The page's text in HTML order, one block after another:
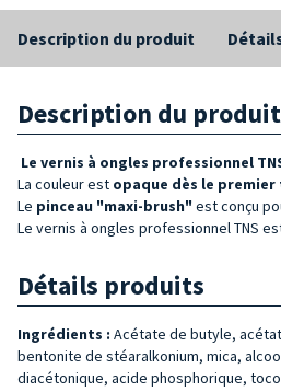
Description du produit
Description du produit
Le vernis à ongles professionnel
La couleur est opaque dès le
Le pinceau "maxi-brush" est conçu
Le vernis à ongles professionnel TNS
Détails produits
Ingrédients : Acétate de butyle,
bentonite de stéaralkonium, mica,
diacétonique, acide phosphorique,